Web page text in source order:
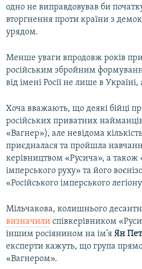
одно не виправдовував би
вторгнення проти країни з
урядом.
Менше уваги впродовж років
російським збройним
від імені Росії не лише в Україні,
Хоча вважають, що деякі бійці
російських приватних
«Вагнер»), але невідома
приєдналася та пройшла
керівництвом «Русича», а також
імперського руху» та його
«Російського імперського
Мільчакова, колишнього
визначили співкерівником
іншим росіянином на ім’я Ян
експерти кажуть, що група прямо
«Вагнером».